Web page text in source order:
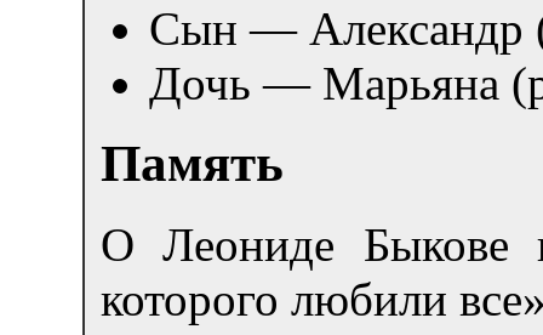
Сын — Александр
Дочь — Марьяна
Память
О Леониде Быкове
которого любили